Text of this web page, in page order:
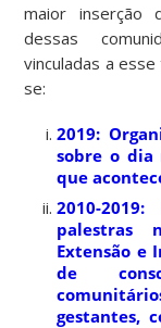
maior inserção
dessas
vinculadas a
se:
2019:
sobre o dia
que
2010-
palestras
Extensão e
de
gestantes,